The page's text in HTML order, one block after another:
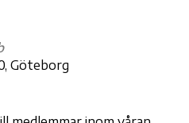
Göteborg